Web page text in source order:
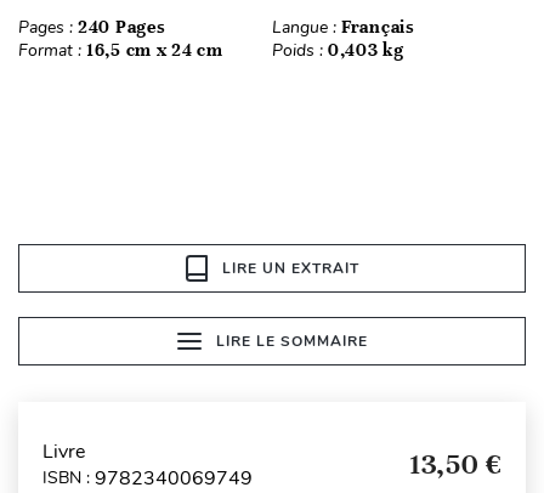
Pages : 240 Pages Langue : Français
Format : 16,5 cm x 24 cm Poids : 0,403 kg
LIRE UN EXTRAIT
LIRE LE SOMMAIRE
Livre
ISBN : 9782340069749 13,50 €